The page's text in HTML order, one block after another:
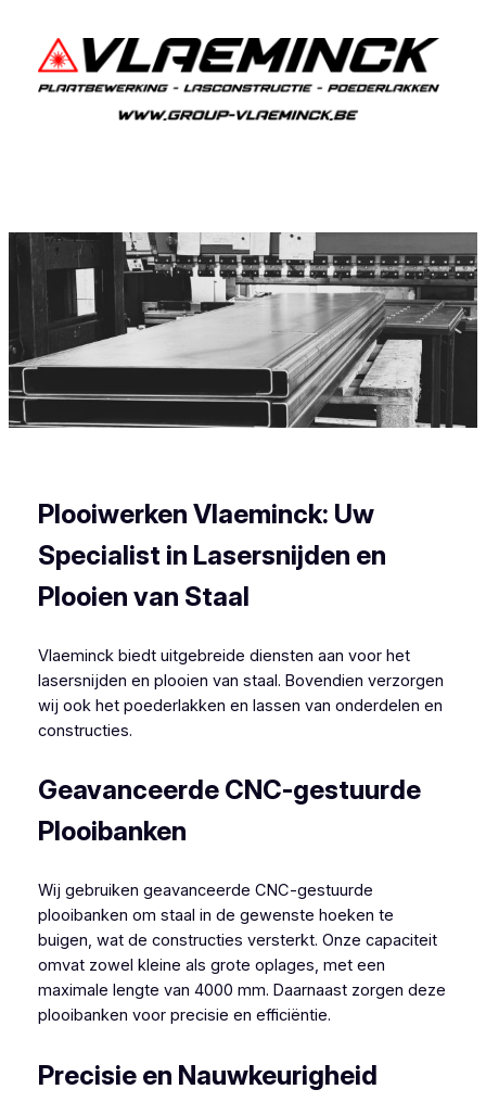
Plooiwerken Vlaeminck: Uw
Specialist in Lasersnijden en
Plooien van Staal
Vlaeminck biedt uitgebreide diensten aan voor het
lasersnijden en plooien van staal. Bovendien verzorgen
wij ook het poederlakken en lassen van onderdelen en
constructies.
Geavanceerde CNC-gestuurde
Plooibanken
Wij gebruiken geavanceerde CNC-gestuurde
plooibanken om staal in de gewenste hoeken te
buigen, wat de constructies versterkt. Onze capaciteit
omvat zowel kleine als grote oplages, met een
maximale lengte van 4000 mm. Daarnaast zorgen deze
plooibanken voor precisie en efficiëntie.
Precisie en Nauwkeurigheid